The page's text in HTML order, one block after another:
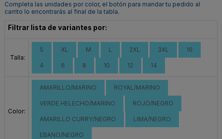
Completa las unidades por color, el botón para mandar tu pedido al
carrito lo encontrarás al final de la tabla.
Filtrar lista de variantes por:
Talla:
S XL M L 2XL 3XL 16
4 6 8 10 12 14
Color:
AMARILLO/MARINO ROYAL/MARINO
VERDE HELECHO/MARINO ROJO/NEGRO
AMARILLO CURRY/NEGRO LIMA/NEGRO
EBANO/NEGRO